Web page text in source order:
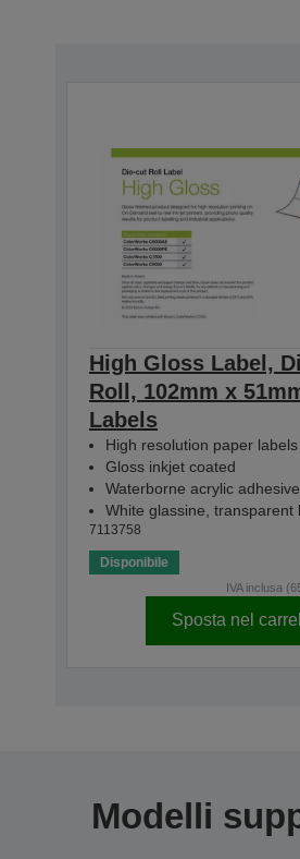
High Gloss Label,
Roll, 102mm x
Labels
High resolution paper labels
Gloss inkjet coated
Waterborne acrylic adhesive
White glassine, transparent
7113758
Disponibile
IVA inclusa
Sposta nel
Modelli